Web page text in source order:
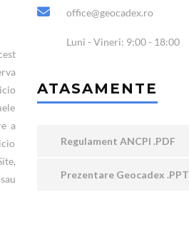
a
office@geocadex.ro
Luni - Vineri: 9:00 - 18:00
ATASAMENTE
Regulament ANCPI .PDF
Prezentare Geocadex .PPT